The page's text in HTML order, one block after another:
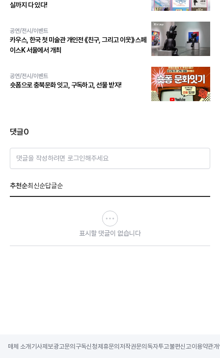
실까지 다 있다!
공연/전시/이벤트
카우스, 한국 첫 미술관 개인전 《친구, 그리고 이웃》 스페
이스K 서울에서 개최
공연/전시/이벤트
숏폼으로 충북문화 잇고, 구독하고, 선물 받자!
댓글0
댓글을 작성하려면 로그인해주세요
추천순최신순답글순
표시할 댓글이 없습니다
매체 소개 기사제보광고문의 구독신청제휴문의 저작권문의 독자투고불편신고이용약관